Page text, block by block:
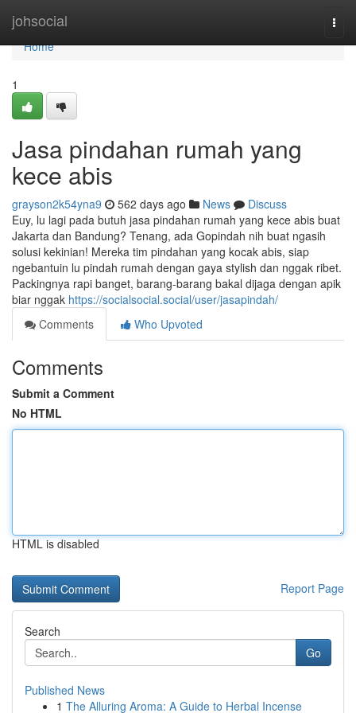
johsocial
Home
Home
1
Jasa pindahan rumah yang
kece abis
grayson2k54yna9 562 days ago News
Discuss
Euy, lu lagi pada butuh jasa pindahan rumah yang kece abis buat
Jakarta dan Bandung? Tenang, ada Gopindah nih buat ngasih
solusi kekinian! Mereka tim pindahan yang kocak abis, siap
ngebantuin lu pindah rumah dengan gaya stylish dan nggak ribet.
Packingnya rapi banget, barang-barang bakal dijaga dengan apik
biar nggak https://socialsocial.social/user/jasapindah/
Comments
Who Upvoted
Comments
Submit a Comment
No HTML
HTML is disabled
Report Page
Search
Go
Published News
1 The Alluring Aroma: A Guide to Herbal Incense